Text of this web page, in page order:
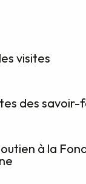
visites
des
à la